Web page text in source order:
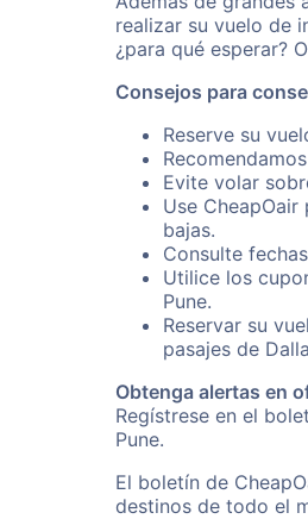
realizar su vuelo de
¿para qué esperar?
Consejos para
Reserve su
Evite volar
Use
bajas.
Consulte
Utilice los
Pune.
Reservar su
pasajes de
Obtenga alertas en
Regístrese en el
Pune.
El boletín de
destinos de todo el